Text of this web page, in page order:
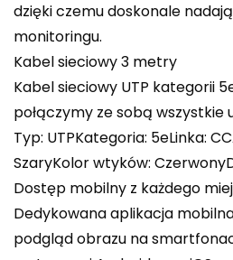
dzięki czemu doskonale
monitoringu.
Kabel sieciowy 3 metry
Kabel sieciowy UTP kategorii
połączymy ze sobą wszystkie
Typ: UTPKategoria: 5eLinka:
SzaryKolor wtyków:
Dostęp mobilny z każdego
Dedykowana aplikacja
podgląd obrazu na